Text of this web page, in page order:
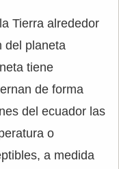
Tierra alrededor
del planeta
tiene
de forma
del ecuador las
o
a medida